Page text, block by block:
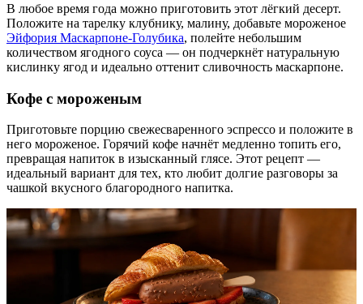
В любое время года можно приготовить этот лёгкий десерт.
Положите на тарелку клубнику, малину, добавьте мороженое
Эйфория Маскарпоне-Голубика, полейте небольшим
количеством ягодного соуса — он подчеркнёт натуральную
кислинку ягод и идеально оттенит сливочность маскарпоне.
Кофе с мороженым
Приготовьте порцию свежесваренного эспрессо и положите в
него мороженое. Горячий кофе начнёт медленно топить его,
превращая напиток в изысканный глясе. Этот рецепт —
идеальный вариант для тех, кто любит долгие разговоры за
чашкой вкусного благородного напитка.